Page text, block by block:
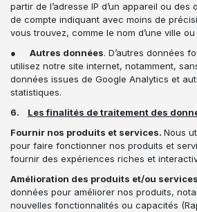
partir de l’adresse IP d’un appareil ou
de compte indiquant avec moins de
vous trouvez, comme le nom d’une ville
● Autres données. D’autres données
utilisez notre site internet, notamment,
données issues de Google Analytics et
statistiques.
6. Les finalités de traitement des
Fournir nos produits et services. Nous
pour faire fonctionner nos produits et
fournir des expériences riches et
Amélioration des produits et/ou
données pour améliorer nos produits,
nouvelles fonctionnalités ou capacités